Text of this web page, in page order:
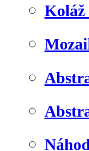
Koláž